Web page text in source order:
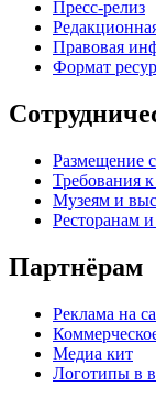
Пресс-релиз
Правовая
Формат
Размещение
Требования
Музеям и
Ресторанам
Партнёрам
Реклама на
Медиа кит
Логотипы в